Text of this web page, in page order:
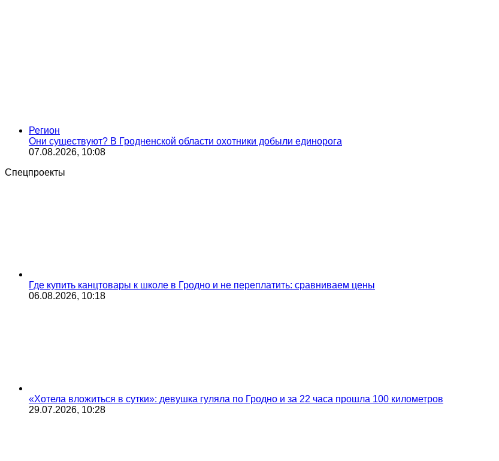
Регион
Они существуют? В Гродненской области охотники добыли единорога
07.08.2026, 10:08
Спецпроекты
Где купить канцтовары к школе в Гродно и не переплатить: сравниваем цены
06.08.2026, 10:18
«Хотела вложиться в сутки»: девушка гуляла по Гродно и за 22 часа прошла 100 километров
29.07.2026, 10:28